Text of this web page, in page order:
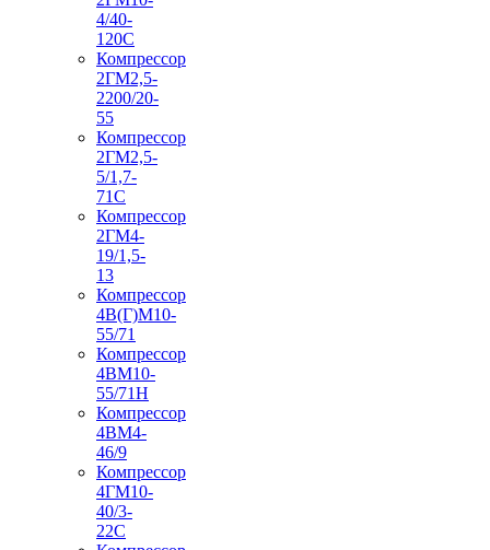
4/40-
120С
Компрессор
2ГМ2,5-
2200/20-
55
Компрессор
2ГМ2,5-
5/1,7-
71С
Компрессор
2ГМ4-
19/1,5-
13
Компрессор
4В(Г)М10-
55/71
Компрессор
4ВМ10-
55/71Н
Компрессор
4ВМ4-
46/9
Компрессор
4ГМ10-
40/3-
22С